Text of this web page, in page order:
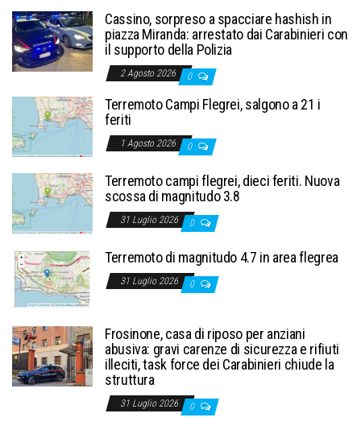
Cassino, sorpreso a spacciare hashish in
piazza Miranda: arrestato dai Carabinieri con
il supporto della Polizia
2 Agosto 2026 0
Terremoto Campi Flegrei, salgono a 21 i
feriti
1 Agosto 2026 0
Terremoto campi flegrei, dieci feriti. Nuova
scossa di magnitudo 3.8
31 Luglio 2026 0
Terremoto di magnitudo 4.7 in area flegrea
31 Luglio 2026 0
Frosinone, casa di riposo per anziani
abusiva: gravi carenze di sicurezza e rifiuti
illeciti, task force dei Carabinieri chiude la
struttura
31 Luglio 2026 0